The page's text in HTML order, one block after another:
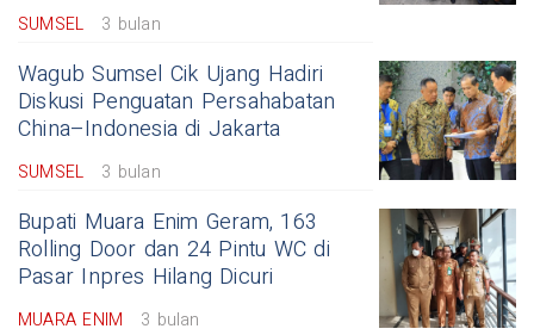
SUMSEL 3 bulan
Wagub Sumsel Cik Ujang Hadiri
Diskusi Penguatan Persahabatan
China–Indonesia di Jakarta
SUMSEL 3 bulan
Bupati Muara Enim Geram, 163
Rolling Door dan 24 Pintu WC di
Pasar Inpres Hilang Dicuri
MUARA ENIM 3 bulan